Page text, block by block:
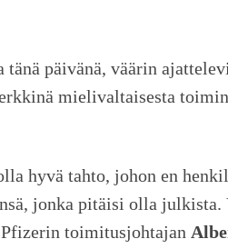
tänä päivänä, väärin
mielivaltaisesta
hyvä tahto, johon en
jonka pitäisi olla
toimitusjohtajan